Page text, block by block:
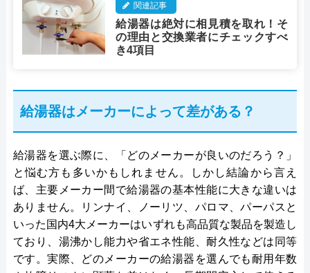
関連記事
給湯器は絶対に相見積を取れ！そ
の理由と交換業者にチェックすべ
き4項目
給湯器はメーカーによって差がある？
給湯器を選ぶ際に、「どのメーカーが良いのだろう？」
と悩む方も多いかもしれません。しかし結論から言え
ば、主要メーカー間で給湯器の基本性能に大きな違いは
ありません。リンナイ、ノーリツ、パロマ、パーパスと
いった国内4大メーカーはいずれも高品質な製品を製造し
ており、湯沸かし能力や省エネ性能、耐久性などは同等
です。実際、どのメーカーの給湯器を選んでも耐用年数